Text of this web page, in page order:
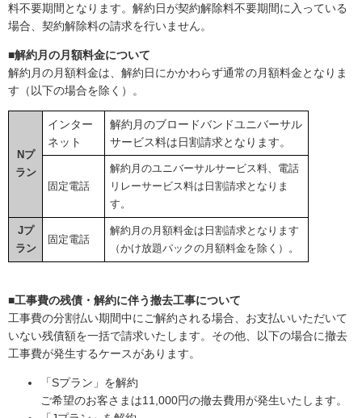
料不要期間となります。解約日が契約解除料不要期間に入っている
場合、契約解除料の請求を行いません。
■解約月の月額料金について
解約月の月額料金は、解約日にかかわらず通常の月額料金となりま
す（以下の場合を除く）。
Nプ
ラン
インター
ネット
解約月のブロードバンドユニバーサル
サービス料は日割請求となります。
固定電話
解約月のユニバーサルサービス料、電話
リレーサービス料は日割請求となりま
す。
Jプ
ラン
固定電話
解約月の月額料金は日割請求となります
（かけ放題パックの月額料金を除く）。
■工事費の残債・解約に伴う撤去工事について
工事費の分割払い期間中にご解約される場合、お支払いいただいて
いない残債額を一括で請求いたします。その他、以下の場合に撤去
工事費が発生するケースがあります。
「Sプラン」を解約
ご希望のお客さまは11,000円の撤去費用が発生いたします。